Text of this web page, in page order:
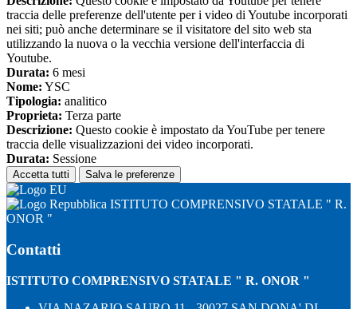
traccia delle preferenze dell'utente per i video di Youtube incorporati
nei siti; può anche determinare se il visitatore del sito web sta
utilizzando la nuova o la vecchia versione dell'interfaccia di
Youtube.
Durata: 6 mesi
Nome: YSC
Tipologia: analitico
Proprieta: Terza parte
Descrizione: Questo cookie è impostato da YouTube per tenere
traccia delle visualizzazioni dei video incorporati.
Durata: Sessione
Accetta tutti Salva le preferenze
ISTITUTO COMPRENSIVO STATALE " R.
ONOR "
Contatti
ISTITUTO COMPRENSIVO STATALE " R. ONOR "